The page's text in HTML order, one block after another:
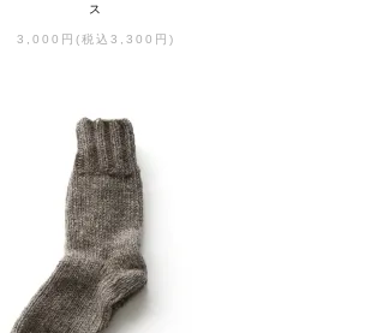
ス
3,000円(税込3,300円)